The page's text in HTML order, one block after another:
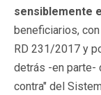
sensiblemente
beneficiarios,
RD 231/2017 y
detrás -en parte-
contra" del